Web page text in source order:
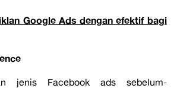
Google Ads dengan efektif bagi
jenis Facebook ads sebelum-